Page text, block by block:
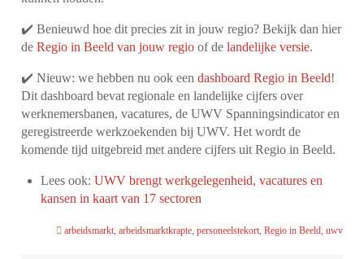
✔️ Benieuwd hoe dit precies zit in jouw regio? Bekijk dan hier
deRegio in Beeld van jouw regio of delandelijke versie.
✔️ Nieuw: we hebben nu ook eendashboard Regio in Beeld!
Dit dashboard bevat regionale en landelijke cijfers over
werknemersbanen, vacatures, de UWV Spanningsindicator en
geregistreerde werkzoekenden bij UWV. Het wordt de
komende tijd uitgebreid met andere cijfers uit Regio in Beeld.
Lees ook:UWV brengt werkgelegenheid, vacatures en
kansen in kaart van 17 sectoren
arbeidsmarkt, arbeidsmarktkrapte, personeelstekort, Regio in Beeld, uwv